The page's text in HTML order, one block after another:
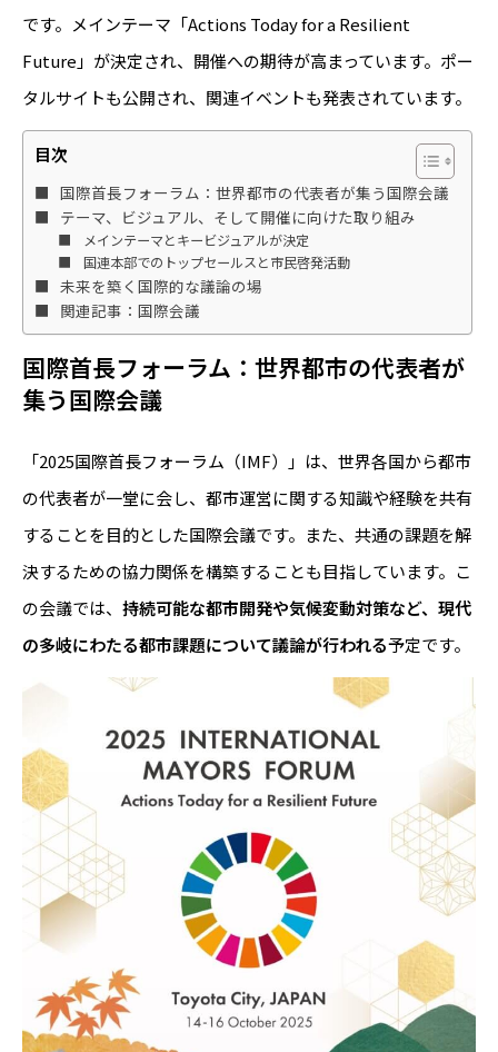
です。メインテーマ「Actions Today for a Resilient
Future」が決定され、開催への期待が高まっています。ポー
タルサイトも公開され、関連イベントも発表されています。
目次
国際首長フォーラム：世界都市の代表者が集う国際会議
テーマ、ビジュアル、そして開催に向けた取り組み
メインテーマとキービジュアルが決定
国連本部でのトップセールスと市民啓発活動
未来を築く国際的な議論の場
関連記事：国際会議
国際首長フォーラム：世界都市の代表者が
集う国際会議
「2025国際首長フォーラム（IMF）」は、世界各国から都市
の代表者が一堂に会し、都市運営に関する知識や経験を共有
することを目的とした国際会議です。また、共通の課題を解
決するための協力関係を構築することも目指しています。こ
の会議では、 持続可能な都市開発や気候変動対策など、現代
の多岐にわたる都市課題について議論が行われる予定です。